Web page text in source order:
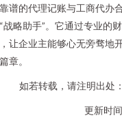
谱的代理记账与工商代办
战略助手”。它通过专业的
让企业主能够心无旁骛地
章。
如若转载，请注明出处
更新时